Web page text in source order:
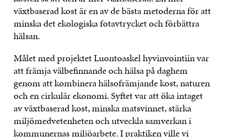
växtbaserad kost är en av de bästa metoderna för att
minska det ekologiska fotavtrycket och förbättra
hälsan.
Målet med projektet Luontoaskel hyvinvointiin var
att främja välbefinnande och hälsa på daghem
genom att kombinera hälsofrämjande kost, naturen
och en cirkulär ekonomi. Syftet var att öka intaget
av växtbaserad kost, minska matsvinnet, stärka
miljömedvetenheten och utveckla samverkan i
kommunernas miljöarbete. I praktiken ville vi